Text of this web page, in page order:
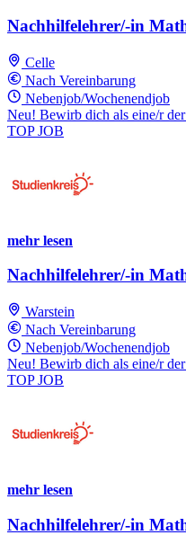
Nachhilfelehrer/-in
Celle
Nach Vereinbarung
Nebenjob/Wochenendjob
Neu! Bewirb dich als eine/r der
TOP JOB
mehr lesen
Nachhilfelehrer/-in
Warstein
Nach Vereinbarung
Nebenjob/Wochenendjob
Neu! Bewirb dich als eine/r der
TOP JOB
mehr lesen
Nachhilfelehrer/-in